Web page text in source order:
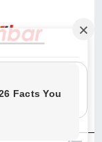
untuk Nabi.
untuk Nabi dan
(Qs. Al